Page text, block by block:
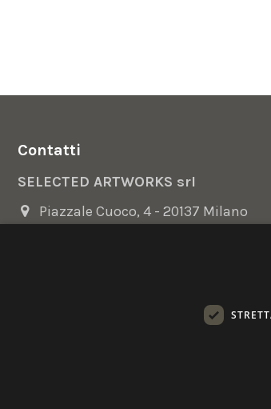
Contatti
SELECTED ARTWORKS srl
Piazzale Cuoco, 4 - 20137 Milano